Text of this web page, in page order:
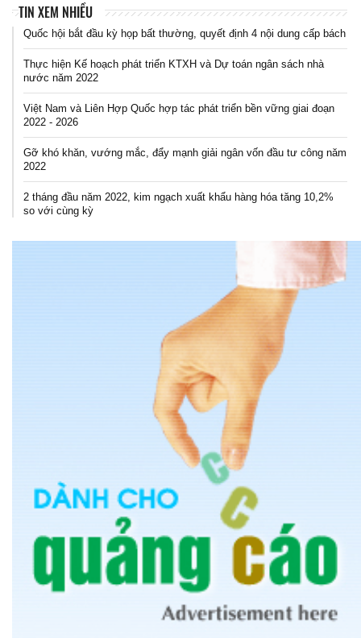
TIN XEM NHIỀU
Quốc hội bắt đầu kỳ họp bất thường, quyết định 4 nội dung cấp bách
Thực hiện Kế hoạch phát triển KTXH và Dự toán ngân sách nhà
nước năm 2022
Việt Nam và Liên Hợp Quốc hợp tác phát triển bền vững giai đoạn
2022 - 2026
Gỡ khó khăn, vướng mắc, đẩy mạnh giải ngân vốn đầu tư công năm
2022
2 tháng đầu năm 2022, kim ngạch xuất khẩu hàng hóa tăng 10,2%
so với cùng kỳ